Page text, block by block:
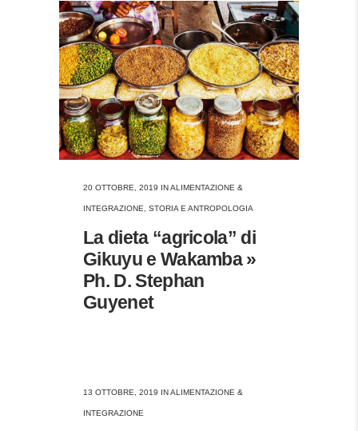
20 OTTOBRE, 2019 INALIMENTAZIONE &
INTEGRAZIONE STORIA E ANTROPOLOGIA
La dieta “agricola” di
Gikuyu e Wakamba »
Ph. D. Stephan
Guyenet
13 OTTOBRE, 2019 INALIMENTAZIONE &
INTEGRAZIONE